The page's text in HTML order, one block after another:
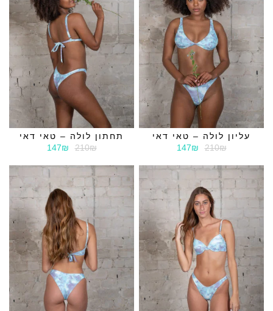
עליון לולה – טאי דאי
210₪
147₪
תחתון לולה – טאי דאי
210₪
147₪